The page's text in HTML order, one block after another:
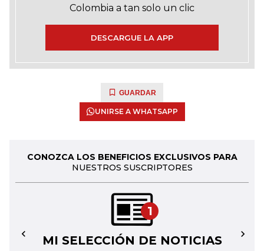
Colombia a tan solo un clic
DESCARGUE LA APP
GUARDAR
UNIRSE A WHATSAPP
CONOZCA LOS BENEFICIOS EXCLUSIVOS PARA
NUESTROS SUSCRIPTORES
1
MI SELECCIÓN DE NOTICIAS
← →